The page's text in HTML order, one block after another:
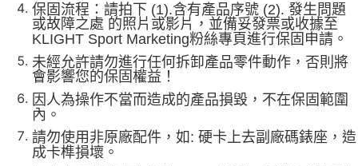
保固流程：請拍下 (1).含有產品序號 (2). 發生問題
或故障之處 的照片或影片，並備妥發票或收據至
KLIGHT Sport Marketing粉絲專頁進行保固申請。
未經允許請勿進行任何拆卸產品零件動作，否則將
會影響您的保固權益！
因人為操作不當而造成的產品損毀，不在保固範圍
內。
請勿使用非原廠配件，如: 硬卡上去副廠碼錶座，造
成卡榫損壞。